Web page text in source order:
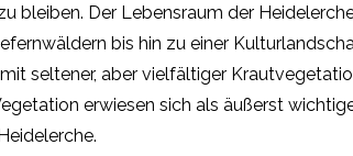
bleiben. Der Lebensraum der
bis hin zu einer
seltener, aber vielfältiger
erwiesen sich als äußerst